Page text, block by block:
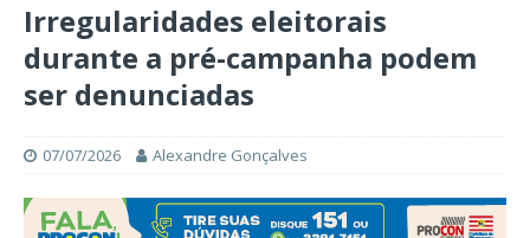
Irregularidades eleitorais
durante a pré-campanha podem
ser denunciadas
07/07/2026 Alexandre Gonçalves